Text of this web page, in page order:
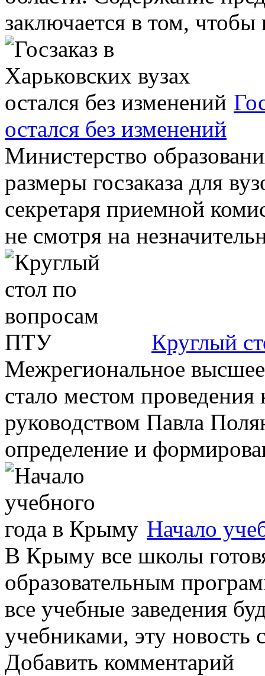
заключается в том, чтобы
остался без изменений
Министерство
размеры госзаказа для
секретаря приемной
не смотря на
Круглый
Межрегиональное
стало местом проведения
руководством Павла
определение и
Начало
В Крыму все школы
образовательным
все учебные заведения
учебниками, эту новость
Добавить комментарий